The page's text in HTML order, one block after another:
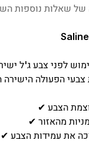
הצבע
מהאזור
את עמידות הצבע